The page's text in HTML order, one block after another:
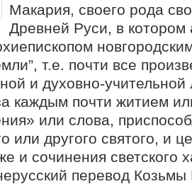
Макария, своего рода
Древней Руси, в котором
т.е. почти все
и духовно-
каждым почти житием
или слова,
или другого святого, и
и сочинения светского
перевод